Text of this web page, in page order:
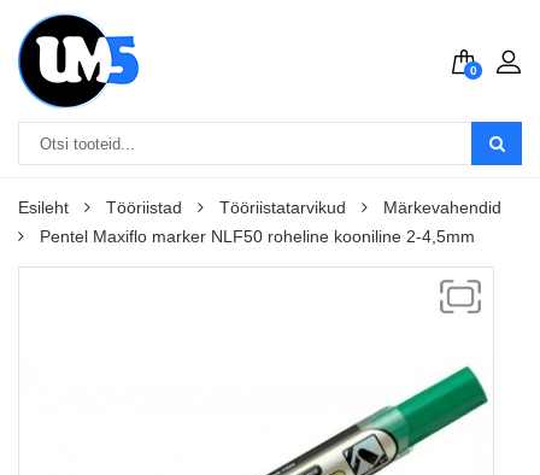
0
Esileht Tööriistad Tööriistatarvikud
Märkevahendid
Pentel Maxiflo marker NLF50 roheline kooniline 2-4,5mm